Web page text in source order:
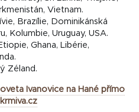
Vietnam.
Brazílie, Dominikánská
Kolumbie, Uruguay, USA.
Ghana, Libérie,
Zéland.
Ivanovice na Hané přímo